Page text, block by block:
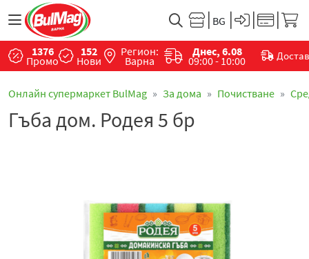
1376
Промо
152
Нови
Регион:
Варна
Днес, 6.08
09:00 - 10:00
Онлайн супермаркет BulMag За дома Почистване
Гъба дом. Родея 5 бр